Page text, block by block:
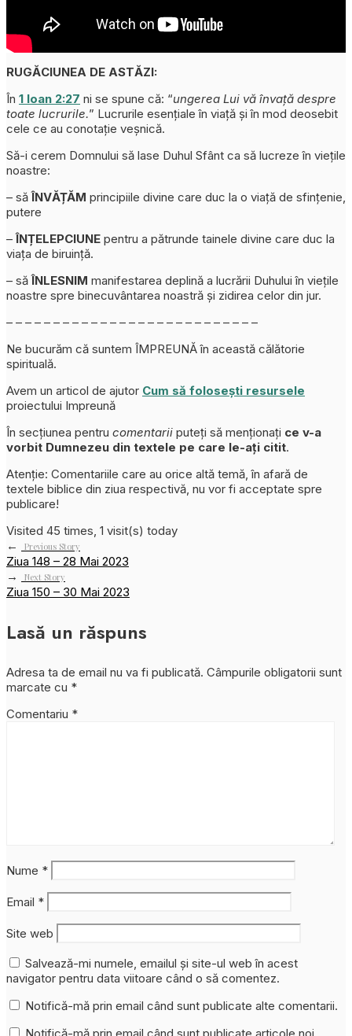
RUGĂCIUNEA DE ASTĂZI:
În 1 Ioan 2:27 ni se spune că: “ungerea Lui vă învață despre
toate lucrurile.” Lucrurile esențiale în viață și în mod deosebit
cele ce au conotație veșnică.
Să-i cerem Domnului să lase Duhul Sfânt ca să lucreze în viețile
noastre:
– săÎNVĂȚĂM principiile divine care duc la o viață de sfințenie,
putere
–ÎNȚELEPCIUNE pentru a pătrunde tainele divine care duc la
viața de biruință.
– săÎNLESNIM manifestarea deplină a lucrării Duhului în viețile
noastre spre binecuvântarea noastră și zidirea celor din jur.
– – – – – – – – – – – – – – – – – – – – – – – – – – –
Ne bucurăm că suntem ÎMPREUNĂ în această călătorie
spirituală.
Avem un articol de ajutor Cum să folosești resursele
proiectului Impreună
În secțiunea pentru comentarii puteți să menționați ce v-a
vorbit Dumnezeu din textele pe care le-ați citit.
Atenție: Comentariile care au orice altă temă, în afară de
textele biblice din ziua respectivă, nu vor fi acceptate spre
publicare!
Visited 45 times, 1 visit(s) today
←
Previous Story
Ziua 148 – 28 Mai 2023
→
Next Story
Ziua 150 – 30 Mai 2023
Lasă un răspuns
Adresa ta de email nu va fi publicată. Câmpurile obligatorii sunt
marcate cu *
Comentariu *
Nume *
Email *
Site web
Salvează-mi numele, emailul și site-ul web în acest
navigator pentru data viitoare când o să comentez.
Notifică-mă prin email când sunt publicate alte comentarii.